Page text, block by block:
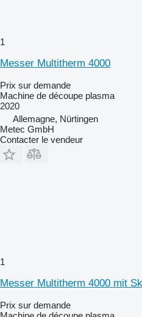
1
Messer Multitherm 4000
Prix sur demande
Machine de découpe plasma
2020
Allemagne, Nürtingen
Metec GmbH
Contacter le vendeur
1
Messer Multitherm 4000 mit
Prix sur demande